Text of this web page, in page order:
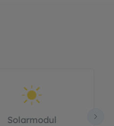
Solarmodul